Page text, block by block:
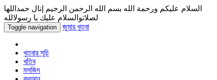
السلام عليكم ورحمة الله بسم الله الرحمن الرحيم إنال حمداللها
لصلاتوالسلام عليك يا رسولالله
Toggle navigation জুমার খুতবা
খুতবার সূচি
খতিব
মসজিদ